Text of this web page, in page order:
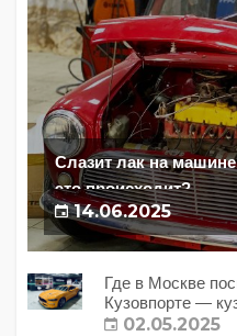
Слазит лак на
это происходит?
14.06.2025
Где в Москве
Кузовпорте —
02.05.2025